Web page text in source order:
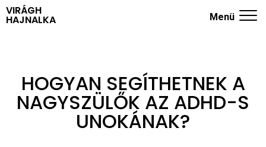
VIRÁGH
HAJNALKA Menü
NYUGODT SZÜLŐK ISKOLÁJA
TRÉNINGEK
RÓLAM
HOGYAN SEGÍTHETNEK A
NAGYSZÜLŐK AZ ADHD-S
UNOKÁNAK?